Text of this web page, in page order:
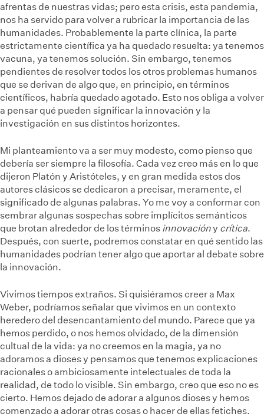
afrentas de nuestras vidas; pero esta crisis, esta pandemia,
nos ha servido para volver a rubricar la importancia de las
humanidades. Probablemente la parte clínica, la parte
estrictamente científica ya ha quedado resuelta: ya tenemos
vacuna, ya tenemos solución. Sin embargo, tenemos
pendientes de resolver todos los otros problemas humanos
que se derivan de algo que, en principio, en términos
científicos, habría quedado agotado. Esto nos obliga a volver
a pensar qué pueden significar la innovación y la
investigación en sus distintos horizontes.
Mi planteamiento va a ser muy modesto, como pienso que
debería ser siempre la filosofía. Cada vez creo más en lo que
dijeron Platón y Aristóteles, y en gran medida estos dos
autores clásicos se dedicaron a precisar, meramente, el
significado de algunas palabras. Yo me voy a conformar con
sembrar algunas sospechas sobre implícitos semánticos
que brotan alrededor de los términos innovacióny crítica.
Después, con suerte, podremos constatar en qué sentido las
humanidades podrían tener algo que aportar al debate sobre
la innovación.
Vivimos tiempos extraños. Si quisiéramos creer a Max
Weber, podríamos señalar que vivimos en un contexto
heredero del desencantamiento del mundo. Parece que ya
hemos perdido, o nos hemos olvidado, de la dimensión
cultual de la vida: ya no creemos en la magia, ya no
adoramos a dioses y pensamos que tenemos explicaciones
racionales o ambiciosamente intelectuales de toda la
realidad, de todo lo visible. Sin embargo, creo que eso no es
cierto. Hemos dejado de adorar a algunos dioses y hemos
comenzado a adorar otras cosas o hacer de ellas fetiches.